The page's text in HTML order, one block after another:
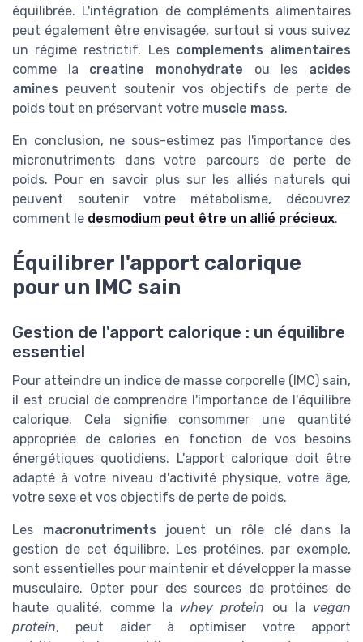
équilibrée. L'intégration de compléments alimentaires
peut également être envisagée, surtout si vous suivez
un régime restrictif. Les complements alimentaires
comme la creatine monohydrate ou les acides
amines peuvent soutenir vos objectifs de perte de
poids tout en préservant votre muscle mass.
En conclusion, ne sous-estimez pas l'importance des
micronutriments dans votre parcours de perte de
poids. Pour en savoir plus sur les alliés naturels qui
peuvent soutenir votre métabolisme, découvrez
comment le desmodium peut être un allié précieux.
Équilibrer l'apport calorique
pour un IMC sain
Gestion de l'apport calorique : un équilibre
essentiel
Pour atteindre un indice de masse corporelle (IMC) sain,
il est crucial de comprendre l'importance de l'équilibre
calorique. Cela signifie consommer une quantité
appropriée de calories en fonction de vos besoins
énergétiques quotidiens. L'apport calorique doit être
adapté à votre niveau d'activité physique, votre âge,
votre sexe et vos objectifs de perte de poids.
Les macronutriments jouent un rôle clé dans la
gestion de cet équilibre. Les protéines, par exemple,
sont essentielles pour maintenir et développer la masse
musculaire. Opter pour des sources de protéines de
haute qualité, comme la whey protein ou la vegan
protein, peut aider à optimiser votre apport